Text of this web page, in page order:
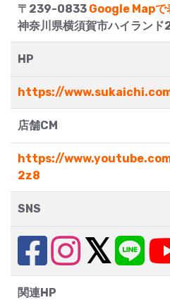
〒239-0833 Google Mapで
神奈川県横須賀市ハイラン
HP
https://
店舗CM
https://
2z8
SNS
関連HP